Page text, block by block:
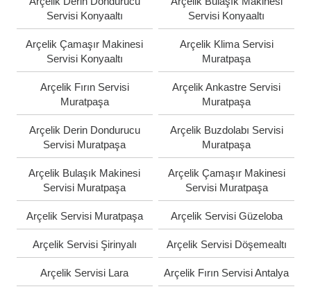
Servisi Konyaaltı
Servisi Konyaaltı
Arçelik Çamaşır Makinesi
Servisi Konyaaltı
Arçelik Klima Servisi
Muratpaşa
Arçelik Fırın Servisi
Muratpaşa
Arçelik Ankastre Servisi
Muratpaşa
Arçelik Derin Dondurucu
Servisi Muratpaşa
Arçelik Buzdolabı Servisi
Muratpaşa
Arçelik Bulaşık Makinesi
Servisi Muratpaşa
Arçelik Çamaşır Makinesi
Servisi Muratpaşa
Arçelik Servisi Muratpaşa Arçelik Servisi Güzeloba
Arçelik Servisi Şirinyalı Arçelik Servisi Döşemealtı
Arçelik Servisi Lara Arçelik Fırın Servisi Antalya